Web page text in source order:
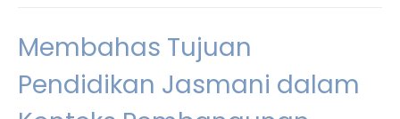
Membahas Tujuan
Pendidikan Jasmani dalam